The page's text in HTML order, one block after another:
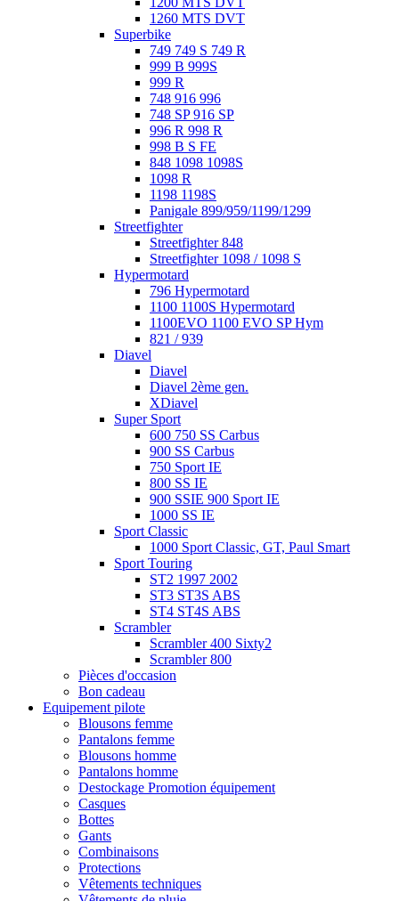
1260 MTS DVT
Superbike
749 749 S 749 R
999 B 999S
999 R
748 916 996
748 SP 916 SP
996 R 998 R
998 B S FE
848 1098 1098S
1098 R
1198 1198S
Panigale 899/959/1199/1299
Streetfighter
Streetfighter 848
Streetfighter 1098 / 1098 S
Hypermotard
796 Hypermotard
1100 1100S Hypermotard
1100EVO 1100 EVO SP Hym
821 / 939
Diavel
Diavel
Diavel 2ème gen.
XDiavel
Super Sport
600 750 SS Carbus
900 SS Carbus
750 Sport IE
800 SS IE
900 SSIE 900 Sport IE
1000 SS IE
Sport Classic
1000 Sport Classic, GT, Paul Smart
Sport Touring
ST2 1997 2002
ST3 ST3S ABS
ST4 ST4S ABS
Scrambler
Scrambler 400 Sixty2
Scrambler 800
Pièces d'occasion
Bon cadeau
Equipement pilote
Blousons femme
Pantalons femme
Blousons homme
Pantalons homme
Destockage Promotion équipement
Casques
Bottes
Gants
Combinaisons
Protections
Vêtements techniques